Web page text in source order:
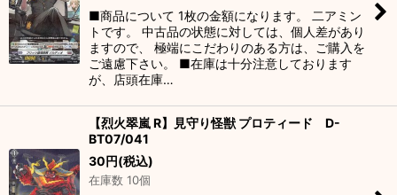
■商品について 1枚の金額になります。 二アミン
トです。 中古品の状態に対しては、個人差があり
ますので、 極端にこだわりのある方は、ご購入を
ご遠慮下さい。 ■在庫は十分注意しております
が、店頭在庫…
【烈火翠嵐 R】見守り怪獣 プロティード D-
BT07/041
30円(税込)
在庫数 10個